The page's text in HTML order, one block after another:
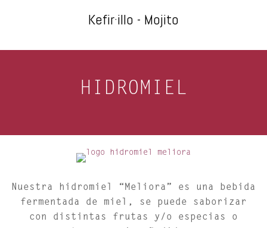
Kefir·illo - Mojito
HIDROMIEL
Nuestra hidromiel “Meliora”
es una bebida
fermentada de miel, se puede saborizar
con distintas frutas y/o especias o